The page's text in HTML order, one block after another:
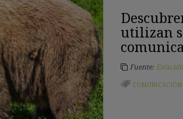
utilizan
Fuente:
COMUNICACIÓN